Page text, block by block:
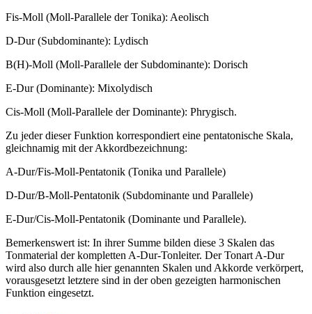
Fis-Moll (Moll-Parallele der Tonika): Aeolisch
D-Dur (Subdominante): Lydisch
B(H)-Moll (Moll-Parallele der Subdominante): Dorisch
E-Dur (Dominante): Mixolydisch
Cis-Moll (Moll-Parallele der Dominante): Phrygisch.
Zu jeder dieser Funktion korrespondiert eine pentatonische Skala,
gleichnamig mit der Akkordbezeichnung:
A-Dur/Fis-Moll-Pentatonik (Tonika und Parallele)
D-Dur/B-Moll-Pentatonik (Subdominante und Parallele)
E-Dur/Cis-Moll-Pentatonik (Dominante und Parallele).
Bemerkenswert ist: In ihrer Summe bilden diese 3 Skalen das
Tonmaterial der kompletten A-Dur-Tonleiter. Der Tonart A-Dur
wird also durch alle hier genannten Skalen und Akkorde verkörpert,
vorausgesetzt letztere sind in der oben gezeigten harmonischen
Funktion eingesetzt.